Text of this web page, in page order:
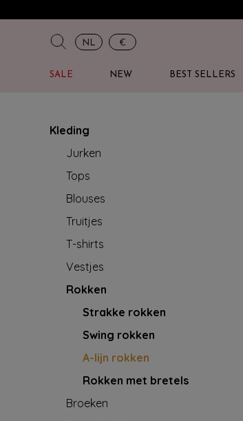
NL €
SALE NEW BEST SELLERS
Kleding
Jurken
Tops
Blouses
Truitjes
T-shirts
Vestjes
Rokken
Strakke rokken
Swing rokken
A-lijn rokken
Rokken met bretels
Broeken